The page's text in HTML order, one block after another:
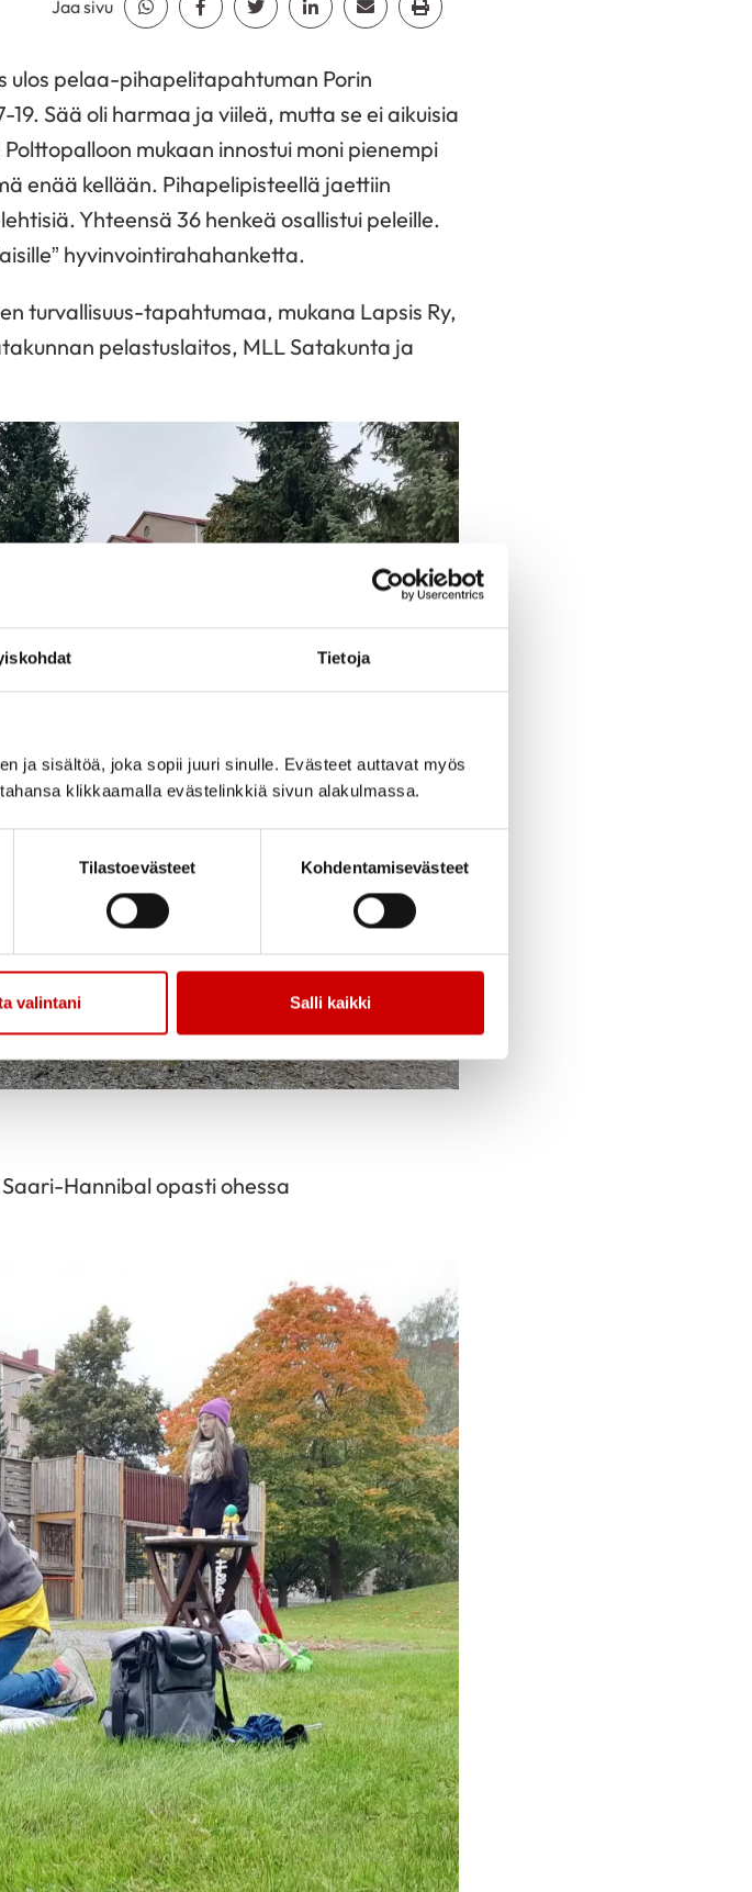
Tietoja
ja sisältöä, joka sopii juuri sinulle. Evästeet auttavat myös
klikkaamalla evästelinkkiä sivun alakulmassa.
Tilastoevästeet Kohdentamisevästeet
valintani Salli kaikki
Jaa sivu Jaa Whatsapp
Jaa Facebook
Jaa TwitterJaa LinkedinJaa EmailJaa Print
ulos pelaa-pihapelitapahtuman Porin
Sää oli harmaa ja viileä, mutta se ei aikuisia
mukaan innostui moni pienempi
enää kellään. Pihapelipisteellä jaettiin
Yhteensä 36 henkeä osallistui peleille.
hyvinvointirahahanketta.
turvallisuus-tapahtumaa, mukana Lapsis Ry,
pelastuslaitos, MLL Satakunta ja
Hannibal opasti ohessa